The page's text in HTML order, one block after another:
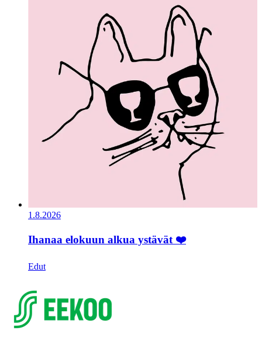
1.8.2026
Ihanaa elokuun alkua ystävät ❤️
Edut